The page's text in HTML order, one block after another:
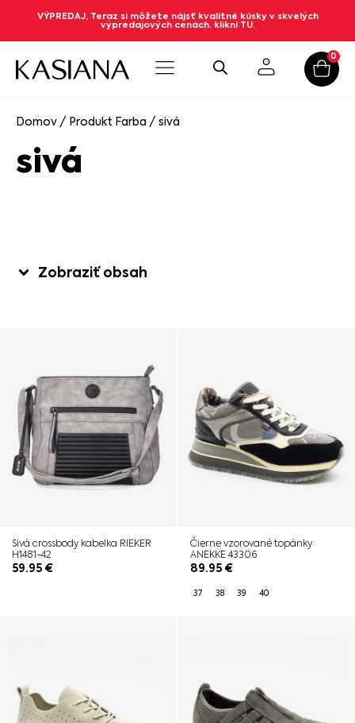
VÝPREDAJ, Teraz si môžete nájsť kvalitné kúsky v skvelých
výpredajových cenách. klikni TU.
0
Domov / Produkt Farba / sivá
sivá
Zobraziť obsah
Sivá crossbody kabelka RIEKER
H1481-42
59.95€
Čierne vzorované topánky
ANEKKE 43306
89.95€
37 38 39 40